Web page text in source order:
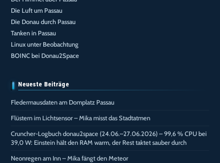
Die Luft um Passau
Die Donau durch Passau
Tanken in Passau
Linux unter Beobachtung
BOINC bei Donau2Space
Neueste Beiträge
Fledermausdaten am Domplatz Passau
Flüstern im Lichtsensor – Mika misst das Stadtatmen
Cruncher-Logbuch donau2space (24.06.–27.06.2026) – 99,6 % CPU bei
39,0 W: Einstein hält den RAM warm, der Rest taktet sauber durch
Neonregen am Inn – Mika fängt den Meteor